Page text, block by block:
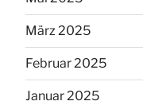
März 2025
Februar 2025
Januar 2025